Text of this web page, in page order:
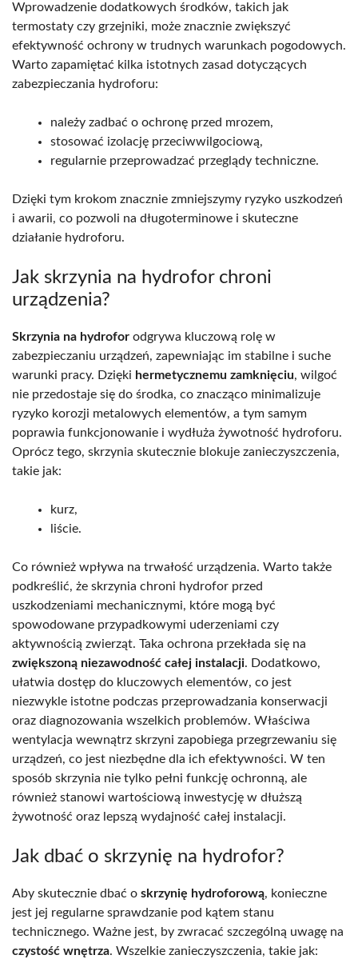
Wprowadzenie dodatkowych środków, takich jak
termostaty czy grzejniki, może znacznie zwiększyć
efektywność ochrony w trudnych warunkach pogodowych.
Warto zapamiętać kilka istotnych zasad dotyczących
zabezpieczania hydroforu:
należy zadbać o ochronę przed mrozem,
stosować izolację przeciwwilgociową,
regularnie przeprowadzać przeglądy techniczne.
Dzięki tym krokom znacznie zmniejszymy ryzyko uszkodzeń
i awarii, co pozwoli na długoterminowe i skuteczne
działanie hydroforu.
Jak skrzynia na hydrofor chroni
urządzenia?
Skrzynia na hydrofor odgrywa kluczową rolę w
zabezpieczaniu urządzeń, zapewniając im stabilne i suche
warunki pracy. Dzięki hermetycznemu zamknięciu, wilgoć
nie przedostaje się do środka, co znacząco minimalizuje
ryzyko korozji metalowych elementów, a tym samym
poprawia funkcjonowanie i wydłuża żywotność hydroforu.
Oprócz tego, skrzynia skutecznie blokuje zanieczyszczenia,
takie jak:
kurz,
liście.
Co również wpływa na trwałość urządzenia. Warto także
podkreślić, że skrzynia chroni hydrofor przed
uszkodzeniami mechanicznymi, które mogą być
spowodowane przypadkowymi uderzeniami czy
aktywnością zwierząt. Taka ochrona przekłada się na
zwiększoną niezawodność całej instalacji. Dodatkowo,
ułatwia dostęp do kluczowych elementów, co jest
niezwykle istotne podczas przeprowadzania konserwacji
oraz diagnozowania wszelkich problemów. Właściwa
wentylacja wewnątrz skrzyni zapobiega przegrzewaniu się
urządzeń, co jest niezbędne dla ich efektywności. W ten
sposób skrzynia nie tylko pełni funkcję ochronną, ale
również stanowi wartościową inwestycję w dłuższą
żywotność oraz lepszą wydajność całej instalacji.
Jak dbać o skrzynię na hydrofor?
Aby skutecznie dbać o skrzynię hydroforową, konieczne
jest jej regularne sprawdzanie pod kątem stanu
technicznego. Ważne jest, by zwracać szczególną uwagę na
czystość wnętrza. Wszelkie zanieczyszczenia, takie jak: